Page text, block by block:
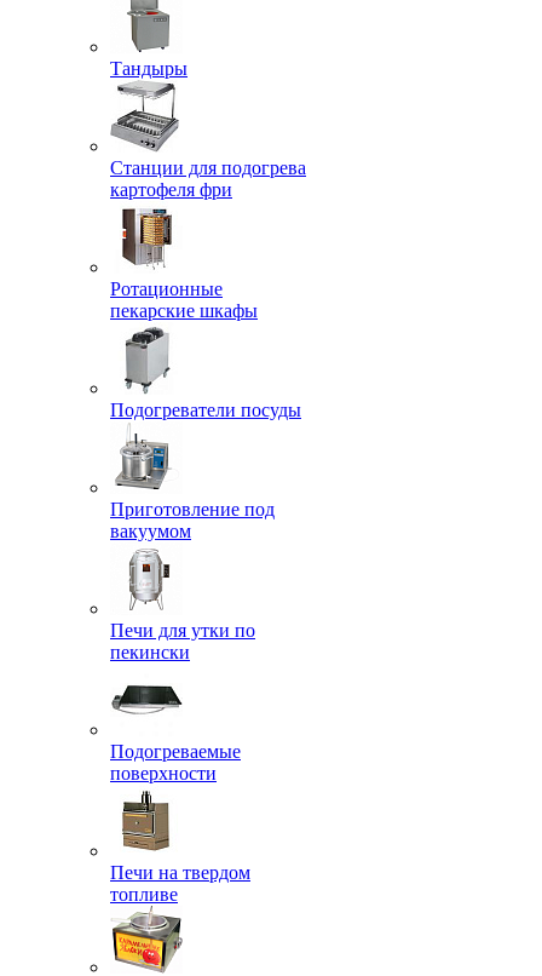
Тандыры
Станции для подогрева
картофеля фри
Ротационные
пекарские шкафы
Подогреватели посуды
Приготовление под
вакуумом
Печи для утки по
пекински
Подогреваемые
поверхности
Печи на твердом
топливе